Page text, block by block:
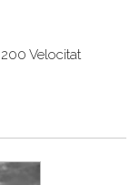
Velocitat